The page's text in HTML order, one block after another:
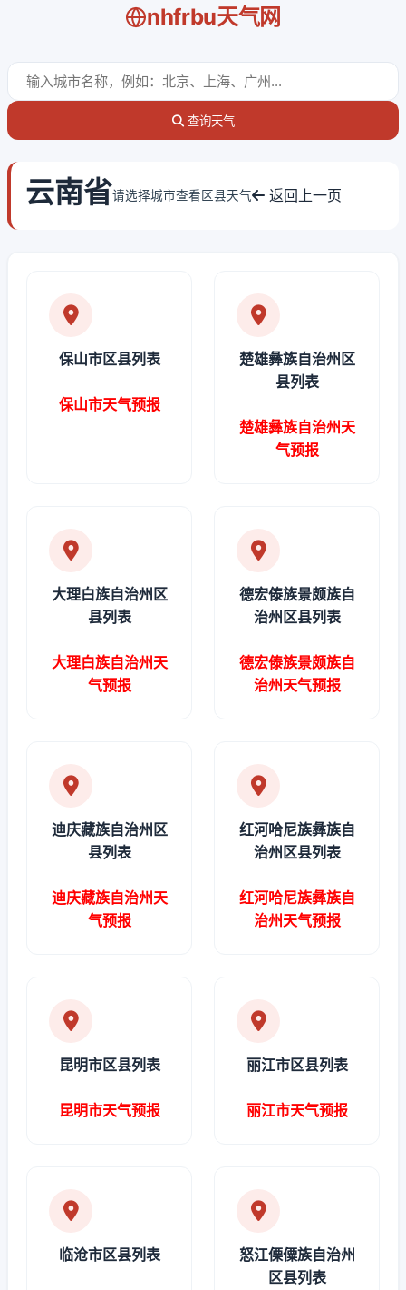
nhfrbu天气网
查询天气
云南省请选择城市查看区县天气 返回上一页
保山市区县列表
保山市天气预报
楚雄彝族自治州区
县列表
楚雄彝族自治州天
气预报
大理白族自治州区
县列表
大理白族自治州天
气预报
德宏傣族景颇族自
治州区县列表
德宏傣族景颇族自
治州天气预报
迪庆藏族自治州区
县列表
迪庆藏族自治州天
气预报
红河哈尼族彝族自
治州区县列表
红河哈尼族彝族自
治州天气预报
昆明市区县列表
昆明市天气预报
丽江市区县列表
丽江市天气预报
临沧市区县列表
怒江傈僳族自治州
区县列表